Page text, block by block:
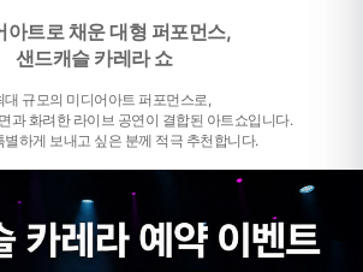
아트로 채운 대형 퍼포먼스,
샌드캐슬 카레라 쇼
대 규모의 미디어아트 퍼포먼스로,
과 화려한 라이브 공연이 결합된 아트쇼입니다.
별하게 보내고 싶은 분께 적극 추천합니다.